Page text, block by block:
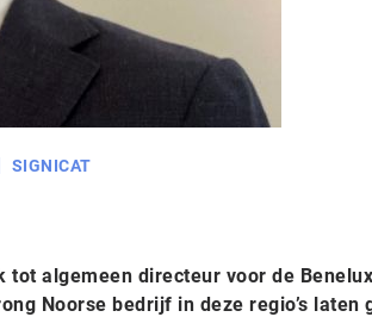
SIGNICAT
algemeen directeur voor de
Noorse bedrijf in deze regio’s laten